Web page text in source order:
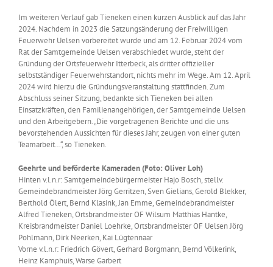
Im weiteren Verlauf gab Tieneken einen kurzen Ausblick auf das Jahr
2024. Nachdem in 2023 die Satzungsänderung der Freiwilligen
Feuerwehr Uelsen vorbereitet wurde und am 12. Februar 2024 vom
Rat der Samtgemeinde Uelsen verabschiedet wurde, steht der
Gründung der Ortsfeuerwehr Itterbeck, als dritter offizieller
selbstständiger Feuerwehrstandort, nichts mehr im Wege. Am 12. April
2024 wird hierzu die Gründungsveranstaltung stattfinden. Zum
Abschluss seiner Sitzung, bedankte sich Tieneken bei allen
Einsatzkräften, den Familienangehörigen, der Samtgemeinde Uelsen
und den Arbeitgebern. „Die vorgetragenen Berichte und die uns
bevorstehenden Aussichten für dieses Jahr, zeugen von einer guten
Teamarbeit…“, so Tieneken.
Geehrte und beförderte Kameraden (Foto: Oliver Loh)
Hinten v.l.n.r: Samtgemeindebürgermeister Hajo Bosch, stellv.
Gemeindebrandmeister Jörg Gerritzen, Sven Gielians, Gerold Blekker,
Berthold Ölert, Bernd Klasink, Jan Emme, Gemeindebrandmeister
Alfred Tieneken, Ortsbrandmeister OF Wilsum Matthias Hantke,
Kreisbrandmeister Daniel Loehrke, Ortsbrandmeister OF Uelsen Jörg
Pohlmann, Dirk Neerken, Kai Lügtennaar
Vorne v.l.n.r: Friedrich Gövert, Gerhard Borgmann, Bernd Völkerink,
Heinz Kamphuis, Warse Garbert